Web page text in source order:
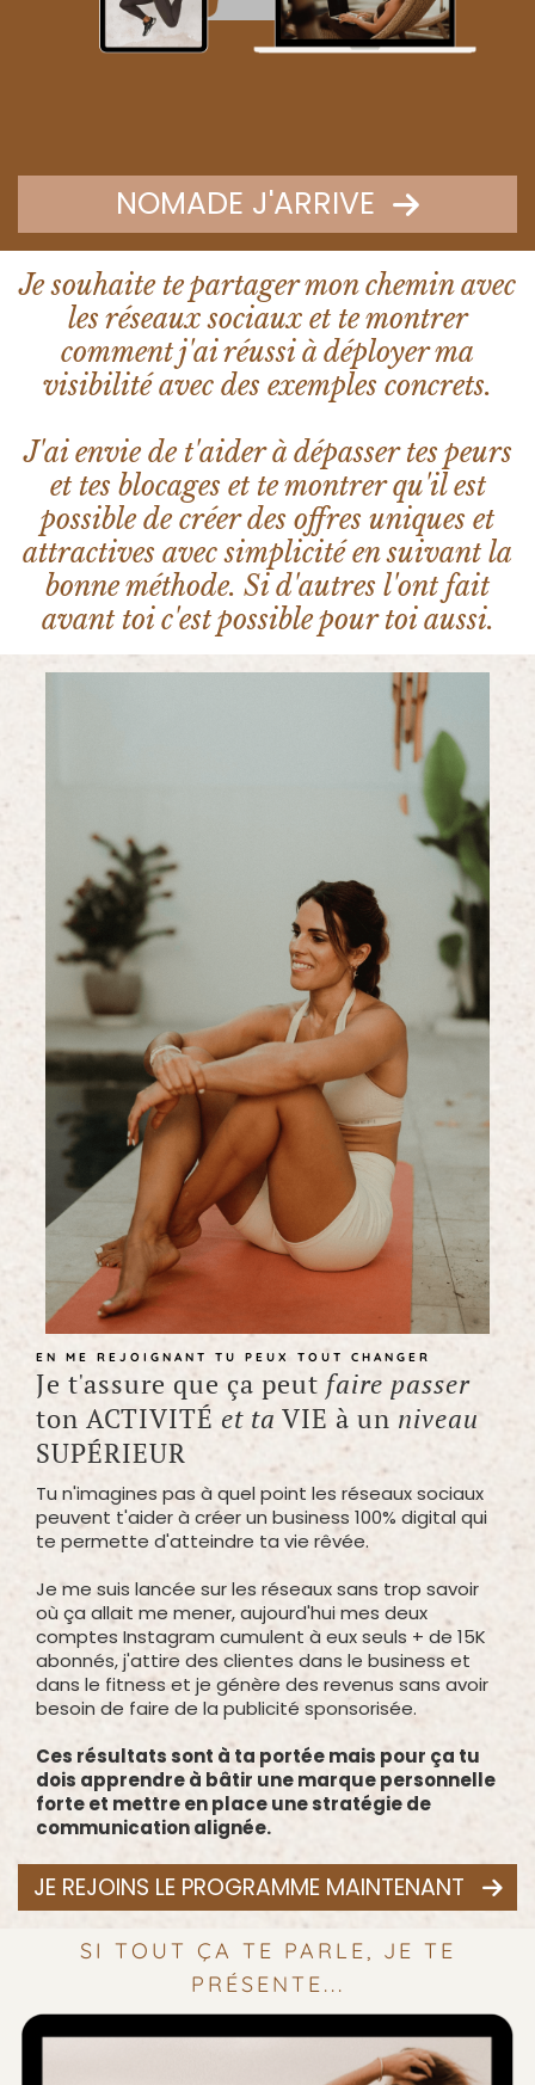
NOMADE J'ARRIVE
Je souhaite te partager mon chemin avec
les réseaux sociaux et te montrer
comment j'ai réussi à déployer ma
visibilité avec des exemples concrets.
J'ai envie de t'aider à dépasser tes peurs
et tes blocages et te montrer qu'il est
possible de créer des offres uniques et
attractives avec simplicité en suivant la
bonne méthode. Si d'autres l'ont fait
avant toi c'est possible pour toi aussi.
EN ME REJOIGNANT TU PEUX TOUT CHANGER
Je t'assure que ça peut faire passer
ton ACTIVITÉ et ta VIE à un niveau
SUPÉRIEUR
Tu n'imagines pas à quel point les réseaux sociaux
peuvent t'aider à créer un business 100% digital qui
te permette d'atteindre ta vie rêvée.
Je me suis lancée sur les réseaux sans trop savoir
où ça allait me mener, aujourd'hui mes deux
comptes Instagram cumulent à eux seuls + de 15K
abonnés, j'attire des clientes dans le business et
dans le fitness et je génère des revenus sans avoir
besoin de faire de la publicité sponsorisée.
Ces résultats sont à ta portée mais pour ça tu
dois apprendre à bâtir une marque personnelle
forte et mettre en place une stratégie de
communication alignée.
JE REJOINS LE PROGRAMME MAINTENANT
SI TOUT ÇA TE PARLE, JE TE
PRÉSENTE...